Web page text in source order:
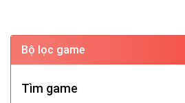
Bộ lọc game
Tìm game